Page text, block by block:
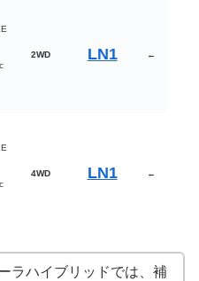
2WD LN1 ←
4WD LN1 ←
ラハイブリッドでは、補